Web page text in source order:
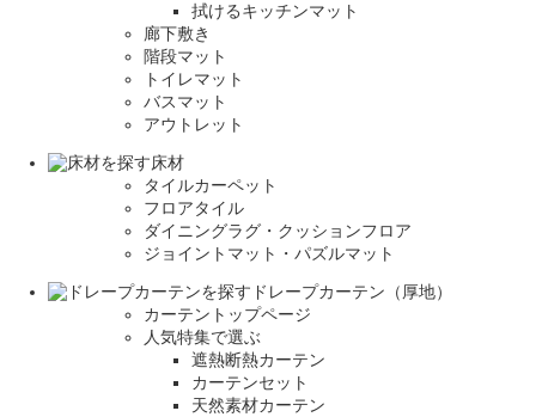
拭けるキッチンマット
廊下敷き
階段マット
トイレマット
バスマット
アウトレット
床材
タイルカーペット
フロアタイル
ダイニングラグ・クッションフロア
ジョイントマット・パズルマット
ドレープカーテン（厚地）
カーテントップページ
人気特集で選ぶ
遮熱断熱カーテン
カーテンセット
天然素材カーテン